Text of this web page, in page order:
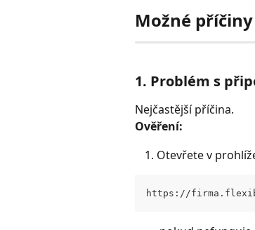
Možné
1. Problém s
Nejčastější příčina.
Ověření:
Otevřete v
https://